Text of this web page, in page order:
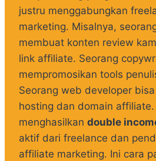
justru menggabungkan
marketing. Misalnya,
membuat konten review
link affiliate. Seorang
mempromosikan tools
Seorang web developer
hosting dan domain affiliate.
menghasilkan double
aktif dari freelance dan
affiliate marketing. Ini cara